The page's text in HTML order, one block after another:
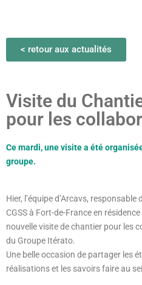
< retour aux actualités
Visite du
pour les
Ce mardi, une visite a été
groupe.
Hier, l’équipe d’Arcavs,
CGSS à Fort-de-France en
nouvelle visite de chantier pour les
du Groupe Itérato.
Une belle occasion de partager les
réalisations et les savoirs faire au